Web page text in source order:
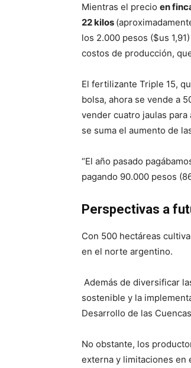
Mientras el precio en
22 kilos
los 2.000 pesos ($us
costos de producción,
El fertilizante Triple 15,
bolsa, ahora se vende a
vender cuatro jaulas para
se suma el aumento de
“El año pasado
pagando 90.000 pesos
Perspectivas a
Con 500 hectáreas
en el norte argentino.
Además de diversificar
sostenible y la
Desarrollo de las
No obstante, los
externa y limitaciones en